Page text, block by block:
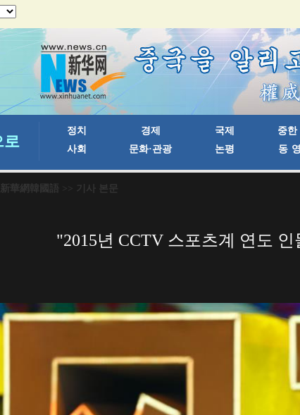
新華網韓國語 >> 기사 본문
"2015년 CCTV 스포츠계 연도